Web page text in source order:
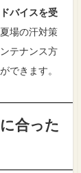
バイスを受
場の汗対策
テナンス方
できます。
合った